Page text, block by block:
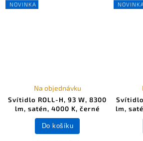
NOVINKA
Svítidlo ROLL-H, 93 W, 8300
lm, satén, 4000 K, černé
Na objednávku
Do košíku
NOVINKA
Svítidlo
lm,